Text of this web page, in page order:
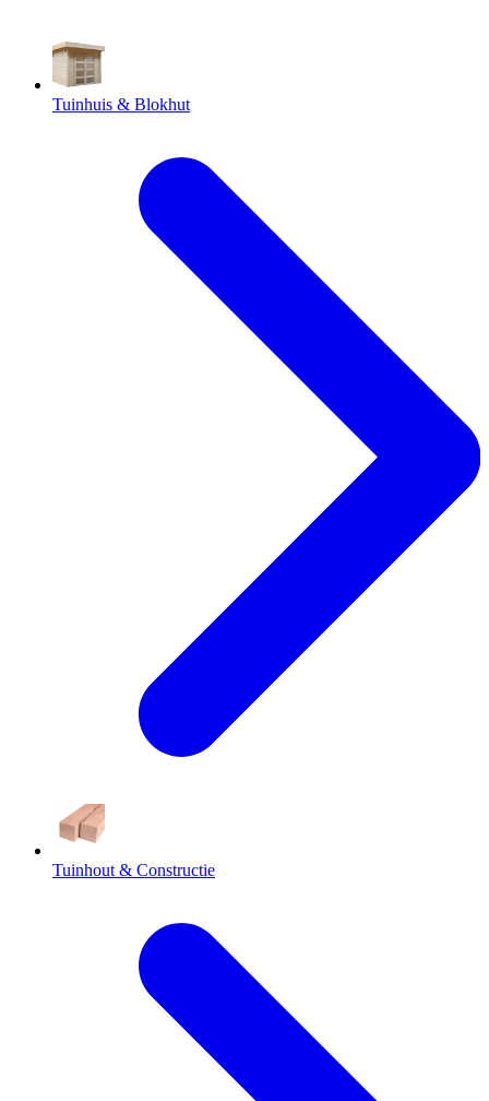
Tuinhuis & Blokhut
Tuinhout & Constructie